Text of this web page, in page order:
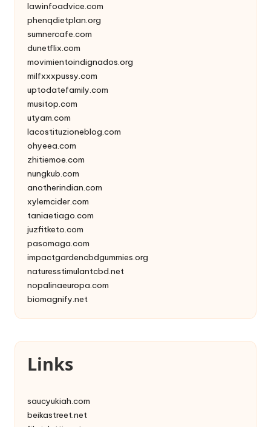
lawinfoadvice.com
phenqdietplan.org
sumnercafe.com
dunetflix.com
movimientoindignados.org
milfxxxpussy.com
uptodatefamily.com
musitop.com
utyam.com
lacostituzioneblog.com
ohyeea.com
zhitiemoe.com
nungkub.com
anotherindian.com
xylemcider.com
taniaetiago.com
juzfitketo.com
pasomaga.com
impactgardencbdgummies.org
naturesstimulantcbd.net
nopalinaeuropa.com
biomagnify.net
Links
saucyukiah.com
beikastreet.net